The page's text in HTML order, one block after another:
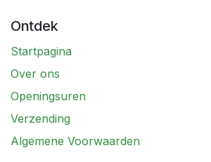
Ontdek
Startpagina
Over ons
Openingsuren
Verzending
Algemene Voorwaarden